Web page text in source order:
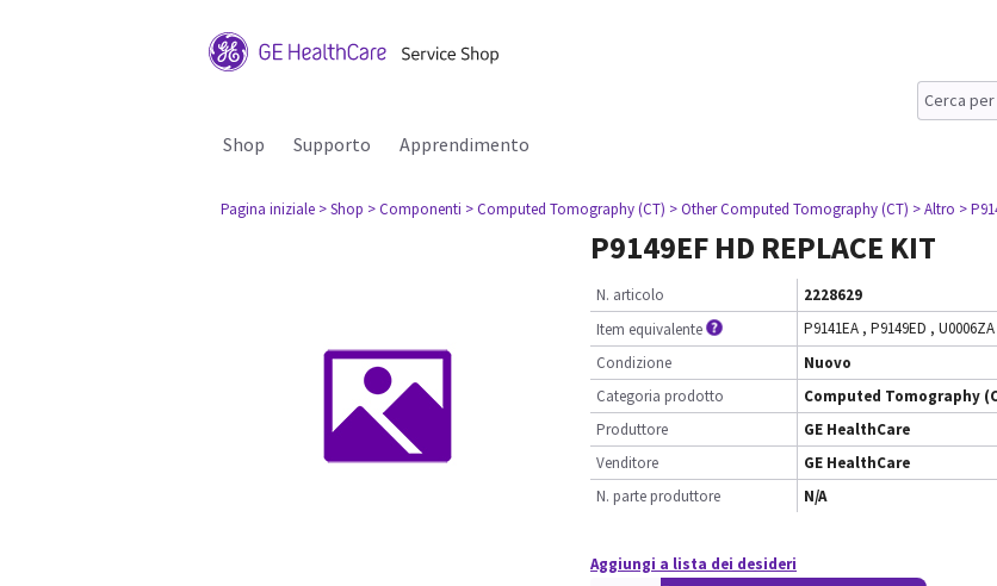
Shop Supporto Apprendimento
Pagina iniziale > Shop > Componenti > Computed Tomography (CT) > Other Computed Tomography (CT) > Altro >
P9149EF HD REPLACE KIT
N. articolo
2228629
Item equivalente
P9141EA , P9149ED , U0006ZA
Condizione
Nuovo
Categoria prodotto
Computed Tomography
Produttore
GE HealthCare
Venditore
GE HealthCare
N. parte produttore
N/A
Aggiungi a lista dei desideri